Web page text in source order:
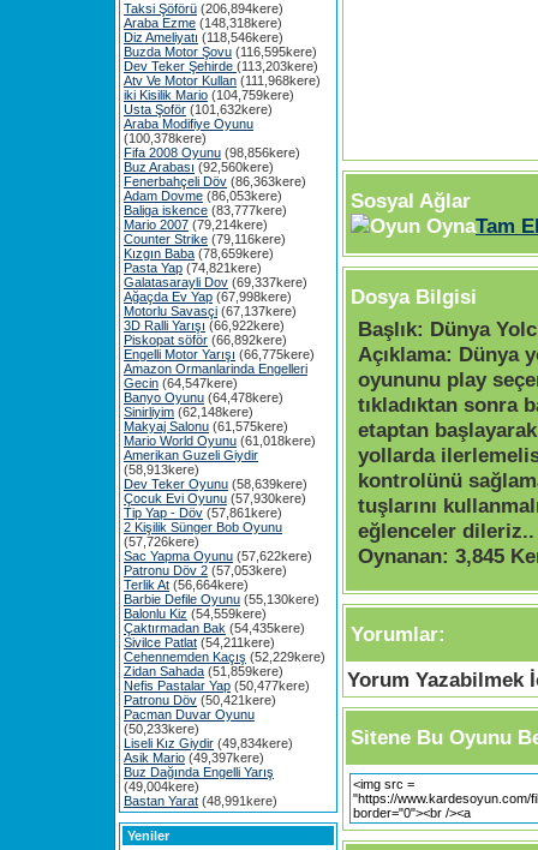
Taksi Şöförü (206,894kere)
Araba Ezme (148,318kere)
Diz Ameliyatı (118,546kere)
Buzda Motor Şovu (116,595kere)
Dev Teker Şehirde (113,203kere)
Atv Ve Motor Kullan (111,968kere)
iki Kisilik Mario (104,759kere)
Usta Şoför (101,632kere)
Araba Modifiye Oyunu
(100,378kere)
Fifa 2008 Oyunu (98,856kere)
Buz Arabası (92,560kere)
Fenerbahçeli Döv (86,363kere)
Adam Dovme (86,053kere)
Baliga iskence (83,777kere)
Mario 2007 (79,214kere)
Counter Strike (79,116kere)
Kızgın Baba (78,659kere)
Pasta Yap (74,821kere)
Galatasarayli Dov (69,337kere)
Ağaçda Ev Yap (67,998kere)
Motorlu Savasçi (67,137kere)
3D Ralli Yarışı (66,922kere)
Piskopat söför (66,892kere)
Engelli Motor Yarışı (66,775kere)
Amazon Ormanlarinda Engelleri
Gecin (64,547kere)
Banyo Oyunu (64,478kere)
Sinirliyim (62,148kere)
Makyaj Salonu (61,575kere)
Mario World Oyunu (61,018kere)
Amerikan Guzeli Giydir
(58,913kere)
Dev Teker Oyunu (58,639kere)
Çocuk Evi Oyunu (57,930kere)
Tip Yap - Döv (57,861kere)
2 Kişilik Sünger Bob Oyunu
(57,726kere)
Sac Yapma Oyunu (57,622kere)
Patronu Döv 2 (57,053kere)
Terlik At (56,664kere)
Barbie Defile Oyunu (55,130kere)
Balonlu Kiz (54,559kere)
Çaktırmadan Bak (54,435kere)
Sivilce Patlat (54,211kere)
Cehennemden Kaçış (52,229kere)
Zidan Sahada (51,859kere)
Nefis Pastalar Yap (50,477kere)
Patronu Döv (50,421kere)
Pacman Duvar Oyunu
(50,233kere)
Liseli Kız Giydir (49,834kere)
Asik Mario (49,397kere)
Buz Dağında Engelli Yarış
(49,004kere)
Bastan Yarat (48,991kere)
Yeniler
Sosyal Ağlar
Tam
Dosya Bilgisi
Başlık: Dünya
Açıklama: Dünya
oyununu play
tıkladıktan sonra
etaptan
yollarda
kontrolünü
tuşlarını
eğlenceler dileriz..
Oynanan: 3,845
Yorumlar:
Yorum Yazabilmek
Sitene Bu Oyunu